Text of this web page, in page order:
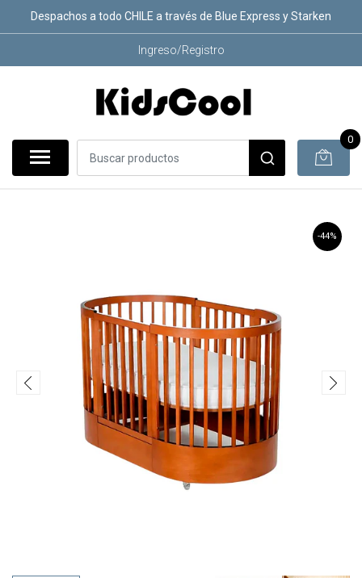
Despachos a todo CHILE a través de Blue Express y Starken
Ingreso/Registro
0
-44%